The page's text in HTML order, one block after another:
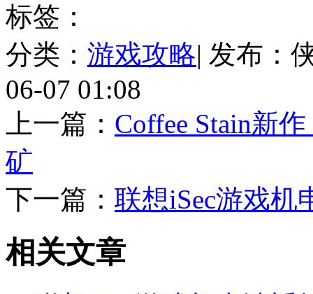
标签：
分类： 游戏攻略| 发布：
06-07 01:08
上一篇： Coffee Stain新
矿
下一篇： 联想iSec游戏机
相关文章